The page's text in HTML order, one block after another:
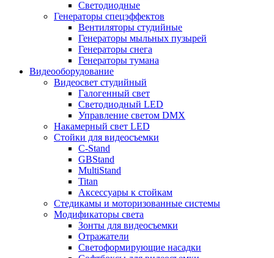
Светодиодные
Генераторы спецэффектов
Вентиляторы студийные
Генераторы мыльных пузырей
Генераторы снега
Генераторы тумана
Видеооборудование
Видеосвет студийный
Галогенный свет
Светодиодный LED
Управление светом DMX
Накамерный свет LED
Стойки для видеосъемки
C-Stand
GBStand
MultiStand
Titan
Аксессуары к стойкам
Стедикамы и моторизованные системы
Модификаторы света
Зонты для видеосъемки
Отражатели
Светоформирующие насадки